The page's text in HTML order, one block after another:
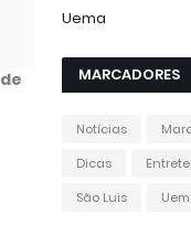
Uema
MARCADORES
Notícias
Dicas
São Luis